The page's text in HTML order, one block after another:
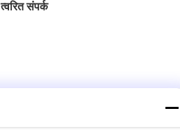
त्वरित संपर्क